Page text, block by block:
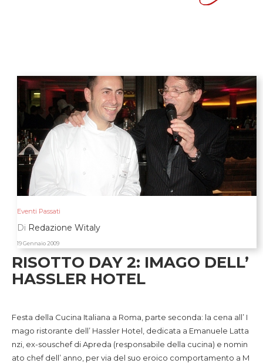
Eventi Passati
Di Redazione Witaly
19 Gennaio 2009
RISOTTO DAY 2: IMAGO DELL’
HASSLER HOTEL
francesco apreda chef dell
Festa della Cucina Italiana a Roma, parte seconda: la cena all’ I
mago ristorante dell’ Hassler Hotel, dedicata a Emanuele Latta
nzi, ex-souschef di Apreda (responsabile della cucina) e nomin
ato chef dell’ anno, per via del suo eroico comportamento a M